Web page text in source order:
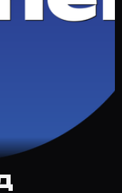
и роли на
Диллард?
s/